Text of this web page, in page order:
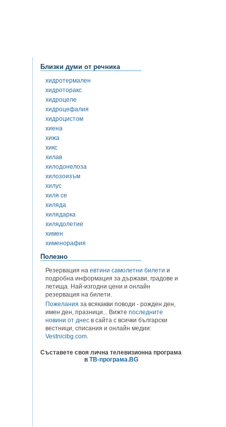
Близки думи от речника
хидротермален
хидроторакс
хидроцеле
хидроцефалия
хидроцистом
хиена
хижа
хикс
хилав
хилодонелоза
хилозоизъм
хилус
хиля се
хиляда
хилядарка
хилядолетие
химен
хименорафия
Полезно
Резервация на евтини самолетни билети и
подробна информация за държави, градове и
летища. Най-изгодни цени и онлайн
резервация на билети.
Пожелания за всякакви поводи - рожден ден,
имен ден, празници... Вижте последните
новини от днес в сайта с всички български
вестници, списания и онлайн медии:
Vestnicibg.com.
Съставете своя лична телевизионна програма
в ТВ-програма.BG